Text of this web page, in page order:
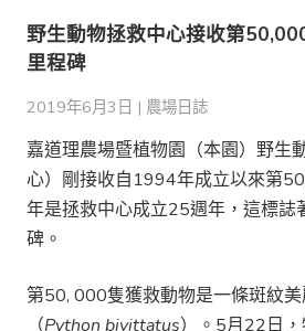
野生動物拯救中心接收第
里程碑
2019年6月3日 | 農場日誌
嘉道理農場暨植物園（本園）野生
心）剛接收自1994年成立以來第
年是拯救中心成立25週年，這標誌
碑。
第50, 000隻獲救動物是一條斑紋
（Python bivittatus）。5月22日